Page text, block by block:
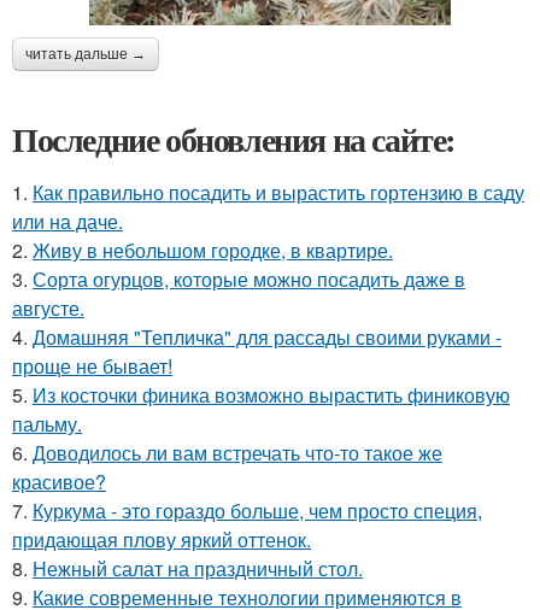
читать дальше →
Последние обновления на сайте:
1. Как правильно посадить и вырастить гортензию в саду
или на даче.
2. Живу в небольшом городке, в квартире.
3. Сорта огурцов, которые можно посадить даже в
августе.
4. Домашняя "Тепличка" для рассады своими руками -
проще не бывает!
5. Из косточки финика возможно вырастить финиковую
пальму.
6. Доводилось ли вам встречать что-то такое же
красивое?
7. Куркума - это гораздо больше, чем просто специя,
придающая плову яркий оттенок.
8. Нежный салат на праздничный стол.
9. Какие современные технологии применяются в